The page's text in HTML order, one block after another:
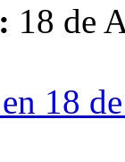
18 de
18